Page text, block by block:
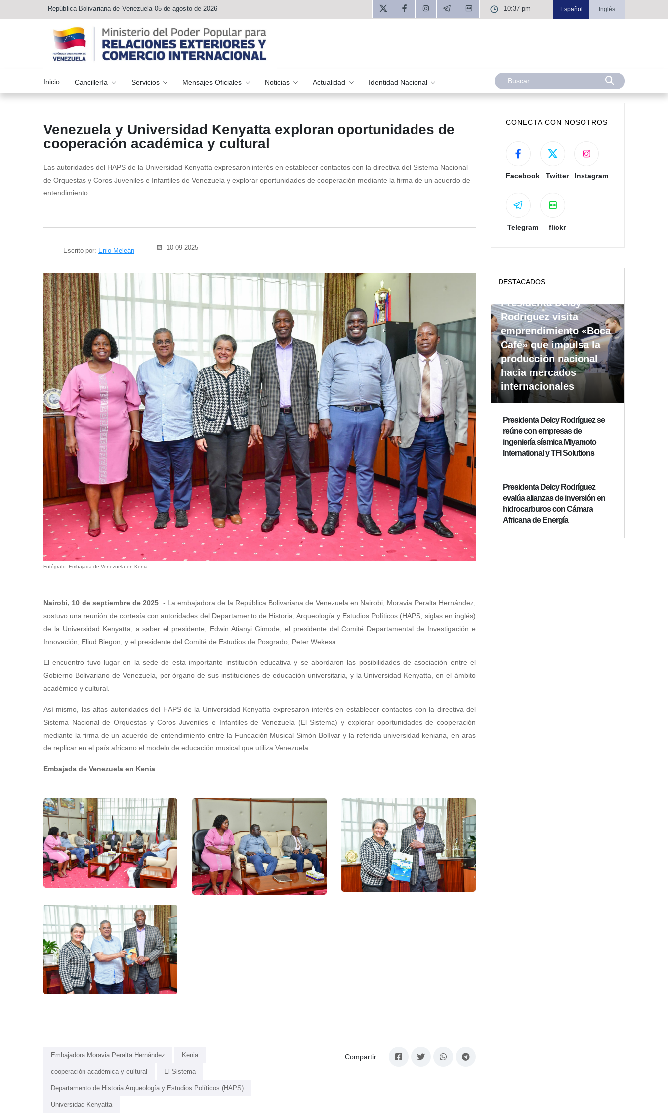
República Bolivariana de Venezuela 05 de agosto de 2026 10:37 pm Español Inglés
Inicio Cancillería Servicios Mensajes Oficiales Noticias Actualidad Identidad Nacional
Venezuela y Universidad Kenyatta exploran oportunidades de
cooperación académica y cultural
Las autoridades del HAPS de la Universidad Kenyatta expresaron interés en establecer contactos con la directiva del Sistema Nacional
de Orquestas y Coros Juveniles e Infantiles de Venezuela y explorar oportunidades de cooperación mediante la firma de un acuerdo de
entendimiento
Escrito por: Enio Meleán 10-09-2025
Fotógrafo: Embajada de Venezuela en Kenia
Nairobi, 10 de septiembre de 2025 .- La embajadora de la República Bolivariana de Venezuela en Nairobi, Moravia Peralta Hernández,
sostuvo una reunión de cortesía con autoridades del Departamento de Historia, Arqueología y Estudios Políticos (HAPS, siglas en inglés)
de la Universidad Kenyatta, a saber el presidente, Edwin Atianyi Gimode; el presidente del Comité Departamental de Investigación e
Innovación, Eliud Biegon, y el presidente del Comité de Estudios de Posgrado, Peter Wekesa.
El encuentro tuvo lugar en la sede de esta importante institución educativa y se abordaron las posibilidades de asociación entre el
Gobierno Bolivariano de Venezuela, por órgano de sus instituciones de educación universitaria, y la Universidad Kenyatta, en el ámbito
académico y cultural.
Así mismo, las altas autoridades del HAPS de la Universidad Kenyatta expresaron interés en establecer contactos con la directiva del
Sistema Nacional de Orquestas y Coros Juveniles e Infantiles de Venezuela (El Sistema) y explorar oportunidades de cooperación
mediante la firma de un acuerdo de entendimiento entre la Fundación Musical Simón Bolívar y la referida universidad keniana, en aras
de replicar en el país africano el modelo de educación musical que utiliza Venezuela.
Embajada de Venezuela en Kenia
Embajadora Moravia Peralta Hernández Kenia
cooperación académica y cultural El Sistema
Departamento de Historia Arqueología y Estudios Políticos (HAPS)
Universidad Kenyatta
Compartir
CONECTA CON NOSOTROS
Facebook Twitter Instagram
Telegram flickr
DESTACADOS
Presidenta Delcy
Rodríguez visita
emprendimiento «Boca
Café» que impulsa la
producción nacional
hacia mercados
internacionales
Presidenta Delcy Rodríguez se
reúne con empresas de
ingeniería sísmica Miyamoto
International y TFI Solutions
Presidenta Delcy Rodríguez
evalúa alianzas de inversión en
hidrocarburos con Cámara
Africana de Energía